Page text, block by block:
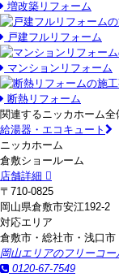
増改築リフォーム
戸建フルリフォーム
マンションリフォーム
断熱リフォーム
関連するニッカホーム全
給湯器・エコキュート
ニッカホーム
倉敷ショールーム
店舗詳細
〒710-0825
岡山県倉敷市安江192-2
対応エリア
倉敷市・総社市・浅口
岡山エリアのフリーコー
0120-67-7549